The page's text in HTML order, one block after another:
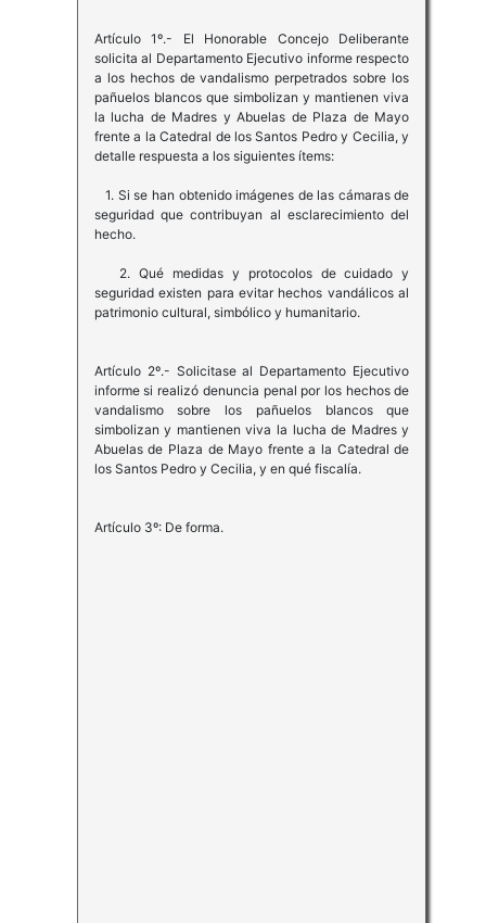
Artículo 1º.- El Honorable Concejo Deliberante
solicita al Departamento Ejecutivo informe respecto
a los hechos de vandalismo perpetrados sobre los
pañuelos blancos que simbolizan y mantienen viva
la lucha de Madres y Abuelas de Plaza de Mayo
frente a la Catedral de los Santos Pedro y Cecilia, y
detalle respuesta a los siguientes ítems:
1. Si se han obtenido imágenes de las cámaras de
seguridad que contribuyan al esclarecimiento del
hecho.
2. Qué medidas y protocolos de cuidado y
seguridad existen para evitar hechos vandálicos al
patrimonio cultural, simbólico y humanitario.
Artículo 2º.- Solicitase al Departamento Ejecutivo
informe si realizó denuncia penal por los hechos de
vandalismo sobre los pañuelos blancos que
simbolizan y mantienen viva la lucha de Madres y
Abuelas de Plaza de Mayo frente a la Catedral de
los Santos Pedro y Cecilia, y en qué fiscalía.
Artículo 3º: De forma.